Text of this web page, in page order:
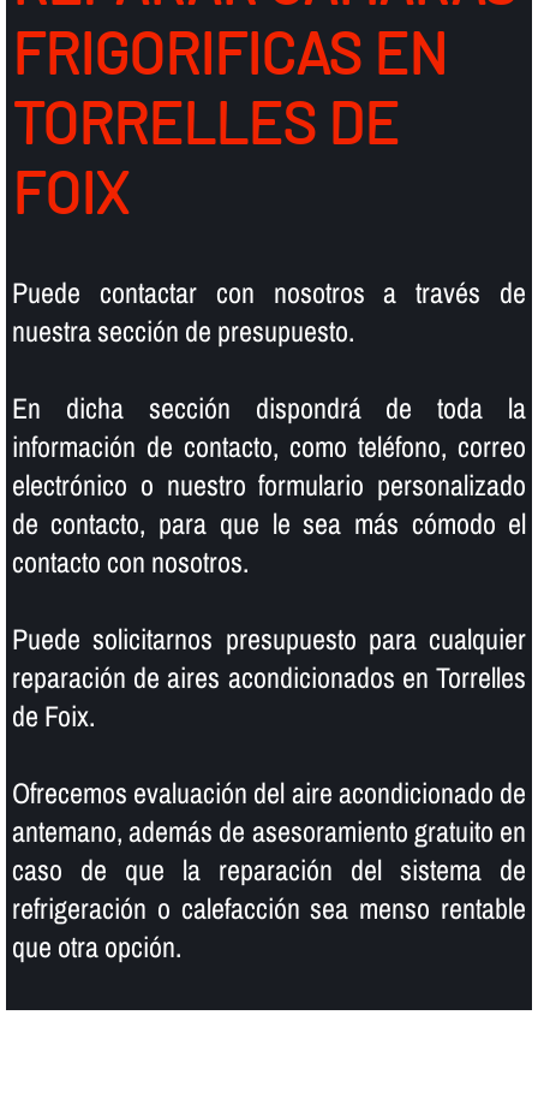
FRIGORIFICAS EN
TORRELLES DE
FOIX
Puede contactar con nosotros a través de
nuestra sección de presupuesto.
En dicha sección dispondrá de toda la
información de contacto, como teléfono, correo
electrónico o nuestro formulario personalizado
de contacto, para que le sea más cómodo el
contacto con nosotros.
Puede solicitarnos presupuesto para cualquier
reparación de aires acondicionados en Torrelles
de Foix.
Ofrecemos evaluación del aire acondicionado de
antemano, además de asesoramiento gratuito en
caso de que la reparación del sistema de
refrigeración o calefacción sea menso rentable
que otra opción.